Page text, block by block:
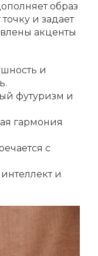
образ
и задает
акценты
и
футуризм и
гармония
с
и